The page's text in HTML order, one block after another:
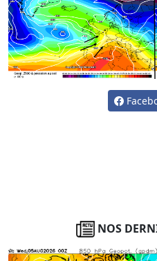
NOS